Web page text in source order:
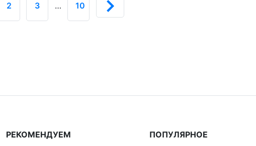
2 3 … 10
РЕКОМЕНДУЕМ ПОПУЛЯРНОЕ